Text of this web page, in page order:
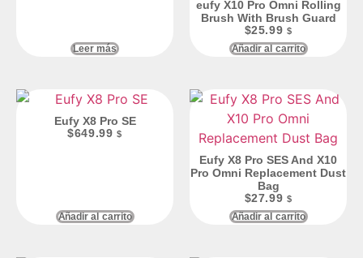
Leer más
eufy X10 Pro Omni Rolling
Brush With Brush Guard
$25.99 $
Añadir al carrito
Eufy X8 Pro SE
$649.99 $
Añadir al carrito
Eufy X8 Pro SES And X10
Pro Omni Replacement Dust
Bag
$27.99 $
Añadir al carrito